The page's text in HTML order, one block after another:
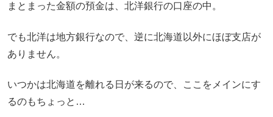
まとまった金額の預金は、北洋銀行の口座の中。
でも北洋は地方銀行なので、逆に北海道以外にほぼ支店が
ありません。
いつかは北海道を離れる日が来るので、ここをメインにす
るのもちょっと…